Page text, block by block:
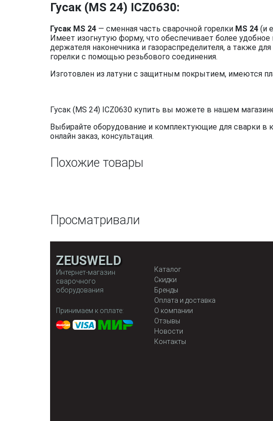
Гусак (MS 24) ICZ0630:
Гусак MS 24 — сменная часть сварочной горелки MS 24 (и
Имеет изогнутую форму, что обеспечивает более удобное
держателя наконечника и газораспределителя, а также
горелки с помощью резьбового соединения.
Изготовлен из латуни с защитным покрытием, имеются
Гусак (MS 24) ICZ0630 купить вы можете в нашем
Выбирайте оборудование и комплектующие для сварки в
онлайн заказ, консультация.
Похожие товары
Просматривали
ZEUSWELD
Интернет-магазин
сварочного
оборудования
Принимаем к оплате:
Каталог
Скидки
Бренды
Оплата и доставка
О компании
Отзывы
Новости
Контакты